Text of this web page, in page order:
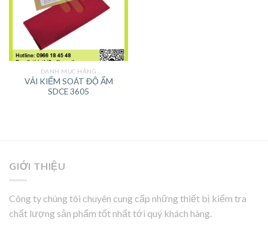
DANH MỤC HÃNG
VẢI KIỂM SOÁT ĐỘ ẨM
SDCE 3605
GIỚI THIỆU
Công ty chúng tôi chuyên cung cấp những thiết bị kiểm tra
chất lượng sản phẩm tốt nhất tới quý khách hàng.